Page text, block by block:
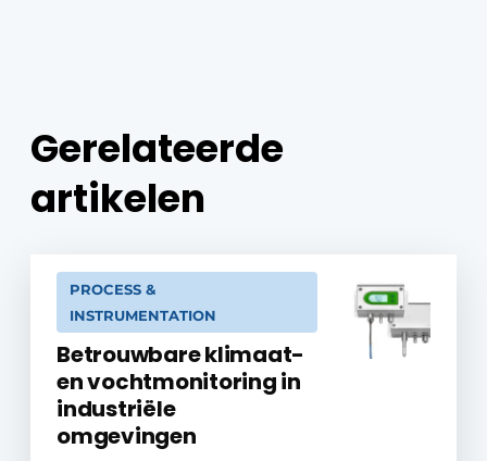
Gerelateerde
artikelen
PROCESS &
INSTRUMENTATION
Betrouwbare klimaat-
en vochtmonitoring in
industriële
omgevingen